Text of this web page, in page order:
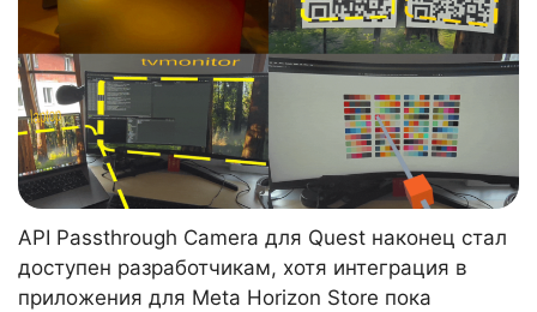
API Passthrough Camera для Quest наконец стал
доступен разработчикам, хотя интеграция в
приложения для Meta Horizon Store пока